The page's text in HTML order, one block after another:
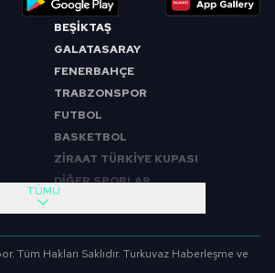
BEŞİKTAŞ
GALATASARAY
FENERBAHÇE
TRABZONSPOR
FUTBOL
BASKETBOL
ZİRAAT TÜRKİYE KUPASI
DİĞER SPORLAR
FUTBOL
TÜMÜ
Tüm Hakları Saklıdır. Turkuvaz Haberleşme ve